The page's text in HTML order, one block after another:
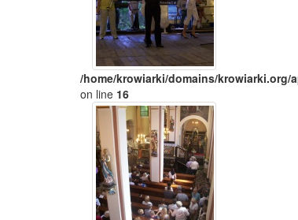
/home/krowiarki/domains/
on line 16